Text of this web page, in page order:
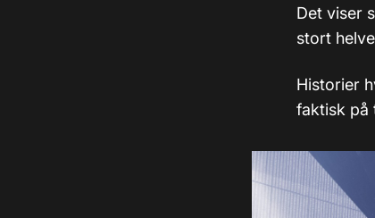
Det viser
stort
Historier
faktisk på